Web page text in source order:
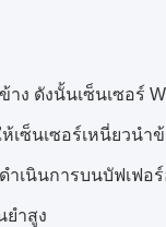
ดังนั้นเซ็นเซอร์
เซ็นเซอร์เหนี่ยวนำ
เนินการบนบัฟเฟอร์
ำสูง